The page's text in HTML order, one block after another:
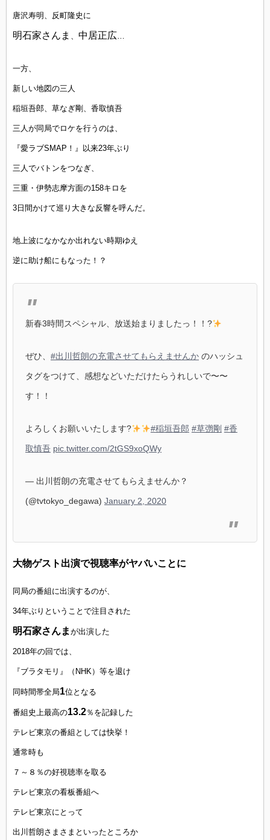
唐沢寿明、反町隆史に
明石家さんま 、 中居正広…
一方、
新しい地図の三人
稲垣吾郎、草なぎ剛、香取慎吾
三人が同局でロケを行うのは、
『愛ラブSMAP！』以来23年ぶり
三人でバトンをつなぎ、
三重・伊勢志摩方面の158キロを
3日間かけて巡り大きな反響を呼んだ。
地上波になかなか出れない時期ゆえ
逆に助け船にもなった！？
新春3時間スペシャル、放送始まりましたっ！！?
ぜひ、 #出川哲朗の充電させてもらえませんか のハッシュ
タグをつけて、感想などいただけたらうれしいで〜〜
す！！
よろしくお願いいたします? #稲垣吾郎 #草彅剛 #香
取慎吾 pic.twitter.com/2tGS9xoQWy
— 出川哲朗の充電させてもらえませんか？
(@tvtokyo_degawa) January 2, 2020
大物ゲスト出演で視聴率がヤバいことに
同局の番組に出演するのが、
34年ぶりということで注目された
明石家さんま が出演した
2018年の回では、
『ブラタモリ』（NHK）等を退け
同時間帯全局1位となる
番組史上最高の13.2％を記録した
テレビ東京の番組としては快挙！
通常時も
７～８％の好視聴率を取る
テレビ東京の看板番組へ
テレビ東京にとって
出川哲朗さまさまといったところか